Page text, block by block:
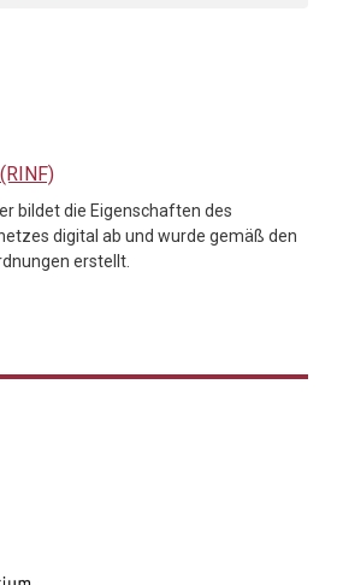
bildet die Eigenschaften des
digital ab und wurde gemäß den
erstellt.